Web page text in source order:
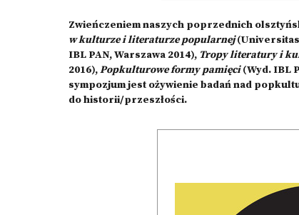
Zwieńczeniem naszych poprzednich
w kulturze i literaturze popularnej
IBL PAN, Warszawa 2014), Tropy literatury i
2016),Popkulturowe formy pamięci(Wyd. IBL
sympozjum jest ożywienie badań nad
do historii/przeszłości.